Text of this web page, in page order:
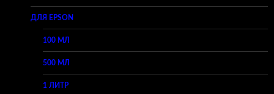
ДЛЯ EPSON
100 МЛ
500 МЛ
1 ЛИТР